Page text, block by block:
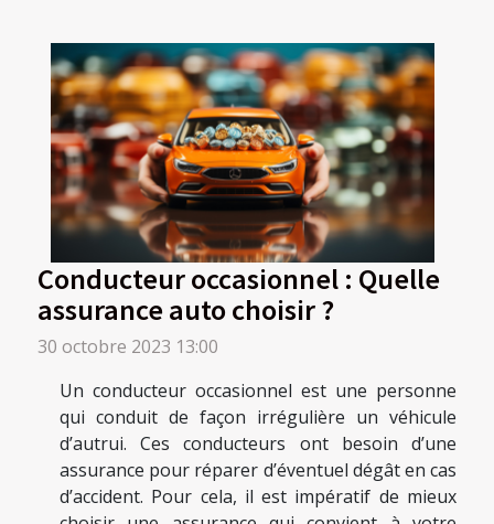
Conducteur occasionnel : Quelle
assurance auto choisir ?
30 octobre 2023 13:00
Un conducteur occasionnel est une personne
qui conduit de façon irrégulière un véhicule
d’autrui. Ces conducteurs ont besoin d’une
assurance pour réparer d’éventuel dégât en cas
d’accident. Pour cela, il est impératif de mieux